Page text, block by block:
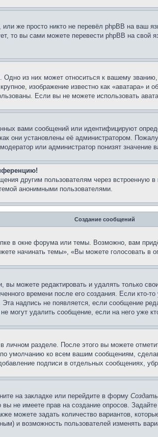
же просто никто не перевёл phpBB на ваш
то вы сами можете перевести phpBB на
из них может относиться к вашему
изображение известно как «аватара»
Если вы не можете использовать
вами сообщений или идентифицируют
они установлены её администратором.
или администратор понизят значение
другим пользователям через
анонимными пользователями.
Создание сообщений
в окне форума или темы. Возможно, вам
начинать темы», «Вы можете голосовать в
можете редактировать и удалять только
времени после его создания. Если
надпись не появляется, если сообщение
могут удалить сообщение, если на него уже
разделе. После этого вы можете
умолчанию ко всем вашим сообщениям,
подписи в отдельных сообщениях,
на закладке или перейдите в форму
не имеете прав на создание опросов.
можете задать количество вариантов,
и возможность пользователей изменять